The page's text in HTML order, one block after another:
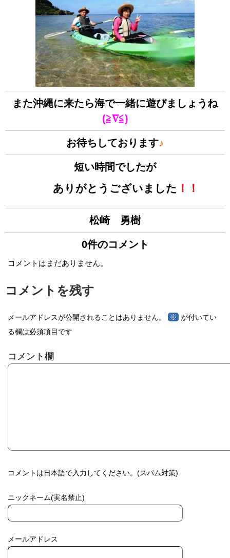
また沖縄に来たら海で一緒に遊びましょうね
(≧∇≦)
お待ちしております♪
短い時間でしたが
ありがとうございました ！！
松崎 勇樹
0件のコメント
コメントはまだありません。
コメントを残す
メールアドレスが公開されることはありません。 ※ が付いてい
る欄は必須項目です
コメント欄
コメントは日本語で入力してください。(スパム対策)
ニックネーム(実名禁止)
メールアドレス